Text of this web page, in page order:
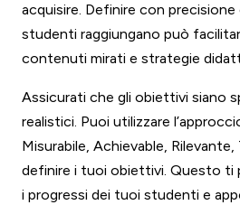
acquisire. Definire con
studenti raggiungano può
contenuti mirati e strategie
Assicurati che gli obiettivi siano
realistici. Puoi utilizzare
Misurabile, Achievable,
definire i tuoi obiettivi. Questo ti
i progressi dei tuoi studenti e